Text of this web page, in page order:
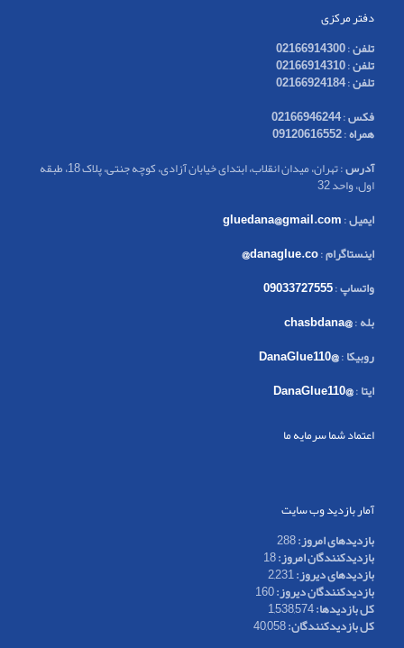
دفتر مرکزی
تلفن:
02166914300
تلفن:
02166914310
تلفن:
02166924184
فکس:
02166946244
همراه:
09120616552
آدرس
: تهران، میدان انقلاب، ابتدای خیابان آزادی، کوچه جنتی، پلاک 18، طبقه
اول، واحد 32
ایمیل:
gluedana@gmail.com
اینستاگرام:
danaglue.co@
واتساپ:
09033727555
بله:
@chasbdana
روبیکا:
@DanaGlue110
ایتا:
@DanaGlue110
اعتماد شما سرمایه ما
آمار بازدید وب سایت
بازدیدهای امروز:288
بازدیدکنندگان امروز:18
بازدیدهای دیروز:2,231
بازدیدکنندگان دیروز:160
کل بازدیدها:1,538,574
کل بازدیدکنند‌گان:40,058